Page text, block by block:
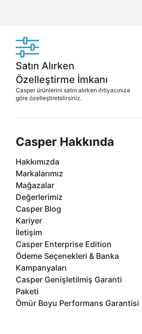
Satın Alırken
Özelleştirme İmkanı
Casper ürünlerini satın alırken ihtiyacınıza
göre özelleştirebilirsiniz.
Casper Hakkında
Hakkımızda
Markalarımız
Mağazalar
Değerlerimiz
Casper Blog
Kariyer
İletişim
Casper Enterprise Edition
Ödeme Seçenekleri & Banka
Kampanyaları
Casper Genişletilmiş Garanti
Paketi
Ömür Boyu Performans Garantisi